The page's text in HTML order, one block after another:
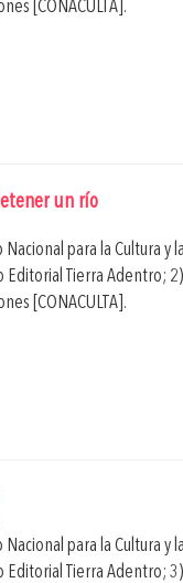
[CONACULTA].
un río
Nacional para la Cultura y
Editorial Tierra Adentro;
[CONACULTA].
Nacional para la Cultura y
Editorial Tierra Adentro;